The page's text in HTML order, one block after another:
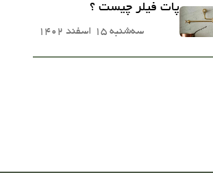
پات فیلر چیست ؟
سه‌شنبه 15 اسفند 1402